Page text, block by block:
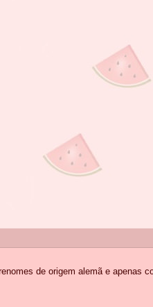
de origem alemã e apenas